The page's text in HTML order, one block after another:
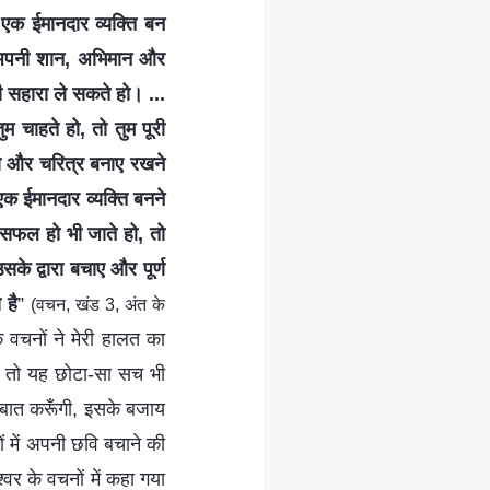
ईमानदार व्यक्ति बन
शान, अभिमान और
सहारा ले सकते हो। ...
चाहते हो, तो तुम पूरी
और चरित्र बनाए रखने
ईमानदार व्यक्ति बनने
हो भी जाते हो, तो
द्वारा बचाए और पूर्ण
है” (वचन, खंड 3, अंत के
ने मेरी हालत का
यह छोटा-सा सच भी
करूँगी, इसके बजाय
में अपनी छवि बचाने की
के वचनों में कहा गया